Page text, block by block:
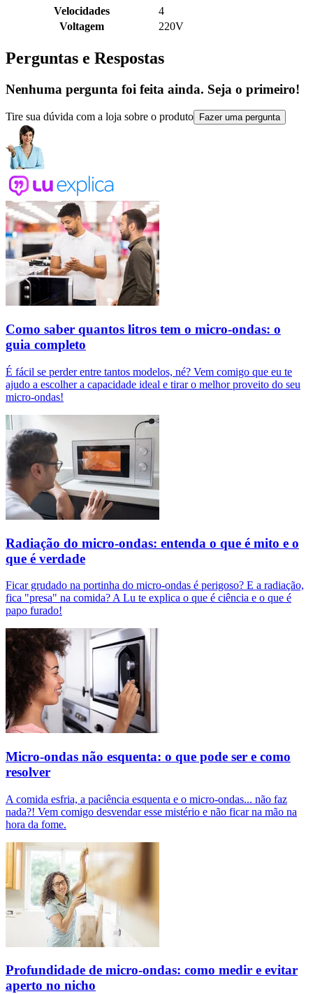
Velocidades
4
Voltagem
220V
Perguntas e Respostas
Nenhuma pergunta foi feita ainda. Seja o primeiro!
Tire sua dúvida com a loja sobre o produto Fazer uma pergunta
Como saber quantos litros tem o micro-ondas: o
guia completo
É fácil se perder entre tantos modelos, né? Vem comigo que eu te
ajudo a escolher a capacidade ideal e tirar o melhor proveito do seu
micro-ondas!
Radiação do micro-ondas: entenda o que é mito e o
que é verdade
Ficar grudado na portinha do micro-ondas é perigoso? E a radiação,
fica "presa" na comida? A Lu te explica o que é ciência e o que é
papo furado!
Micro-ondas não esquenta: o que pode ser e como
resolver
A comida esfria, a paciência esquenta e o micro-ondas... não faz
nada?! Vem comigo desvendar esse mistério e não ficar na mão na
hora da fome.
Profundidade de micro-ondas: como medir e evitar
aperto no nicho